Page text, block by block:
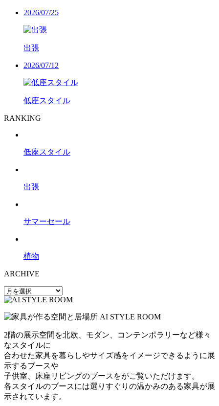
2026/07/25
出張
2026/07/12
低座スタイル
RANKING
低座スタイル
出張
サマーセール
植物
ARCHIVE
2階の展示空間を北欧、モダン、コンテンポラリーなど様々
なスタイルに
合わせた家具を暮らしやサイズ感をイメージできるように展
示するブースや
子供室、床座リビングのブースをがご覧いただけます。
各スタイルのブースには選りすぐりの温かみのある家具が展
示されています。